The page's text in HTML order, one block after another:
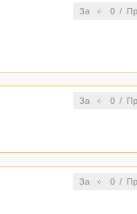
За 0/
За 0/
За 0/